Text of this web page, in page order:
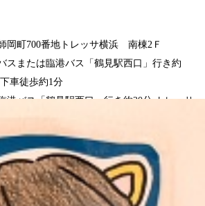
岡町700番地トレッサ横浜 南棟2Ｆ
スまたは臨港バス「鶴見駅西口」行き約
車徒歩約1分
港バス「鶴見駅西口」行き約20分 トレッサ
急バス「綱島駅」行き約20分 明治製菓研究
予約する